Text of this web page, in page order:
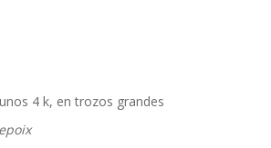
4 k, en trozos grandes